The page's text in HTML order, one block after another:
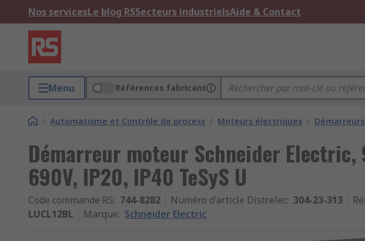
Nos servicesLe blog RSSecteurs industrielsAide & Contact
Menu Références fabricant
/ Automatisme et Contrôle de process / Moteurs électriques /
Démarreur moteur Schneider Electric,
690V, IP20, IP40 TeSyS U
Code commande RS: 744-8282 Numéro d'article Distrelec: 304-23-313
LUCL12BL
Marque: Schneider Electric